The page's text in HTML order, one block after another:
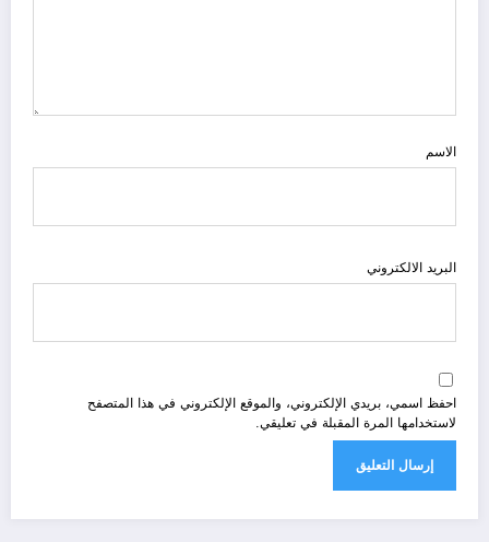
الاسم
البريد الالكتروني
احفظ اسمي، بريدي الإلكتروني، والموقع الإلكتروني في هذا المتصفح
لاستخدامها المرة المقبلة في تعليقي.